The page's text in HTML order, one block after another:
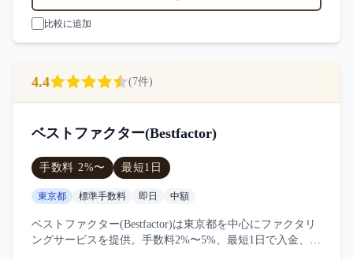
比較に追加
4.4 (7件)
ベストファクター(Bestfactor)
手数料 2%〜 最短1日
東京都 標準手数料 即日 中額
ベストファクター(Bestfactor)は東京都を中心にファクタリ
ングサービスを提供。手数料2%〜5%、最短1日で入金、